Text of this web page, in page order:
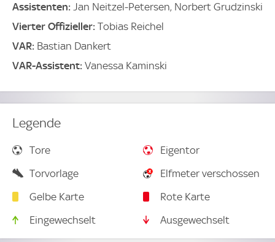
Assistenten: Jan Neitzel-Petersen, Norbert Grudzinski
Vierter Offizieller: Tobias Reichel
VAR: Bastian Dankert
VAR-Assistent: Vanessa Kaminski
Legende
Tore
Eigentor
Torvorlage
Elfmeter verschossen
Gelbe Karte
Rote Karte
Eingewechselt
Ausgewechselt